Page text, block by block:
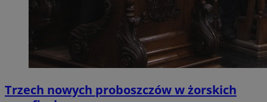
Trzech nowych proboszczów w żorskich